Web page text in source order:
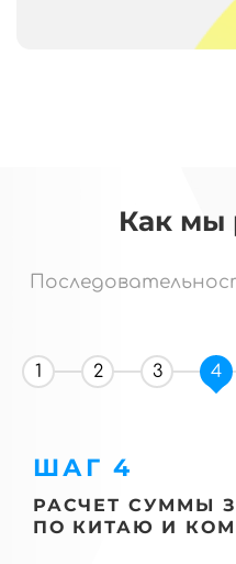
Как мы
1 2 3 4
ШАГ 4
РАСЧЕТ СУММЫ
ПО КИТАЮ И